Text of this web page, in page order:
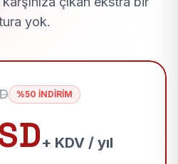
yok.
%50 İNDİRİM
+ KDV / yıl